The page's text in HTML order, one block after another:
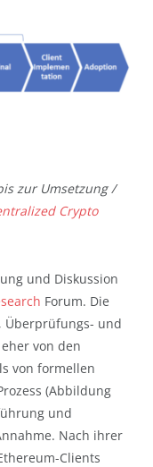
zur Umsetzung /
Crypto
und Diskussion
Forum. Die
Überprüfungs- und
von den
von formellen
(Abbildung
und
Nach ihrer
Clients